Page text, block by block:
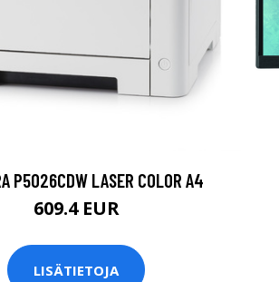
P5026CDW LASER COLOR A4
609.4 EUR
LISÄTIETOJA